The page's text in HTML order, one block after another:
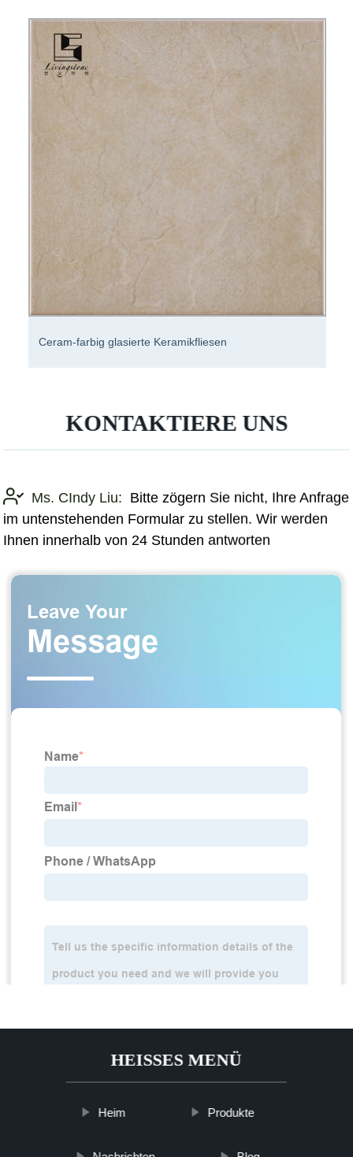
Ceram-farbig glasierte Keramikfliesen
KONTAKTIERE UNS
Ms. CIndy Liu: Bitte zögern Sie nicht, Ihre Anfrage
im untenstehenden Formular zu stellen. Wir werden
Ihnen innerhalb von 24 Stunden antworten
HEISSES MENÜ
Heim Produkte